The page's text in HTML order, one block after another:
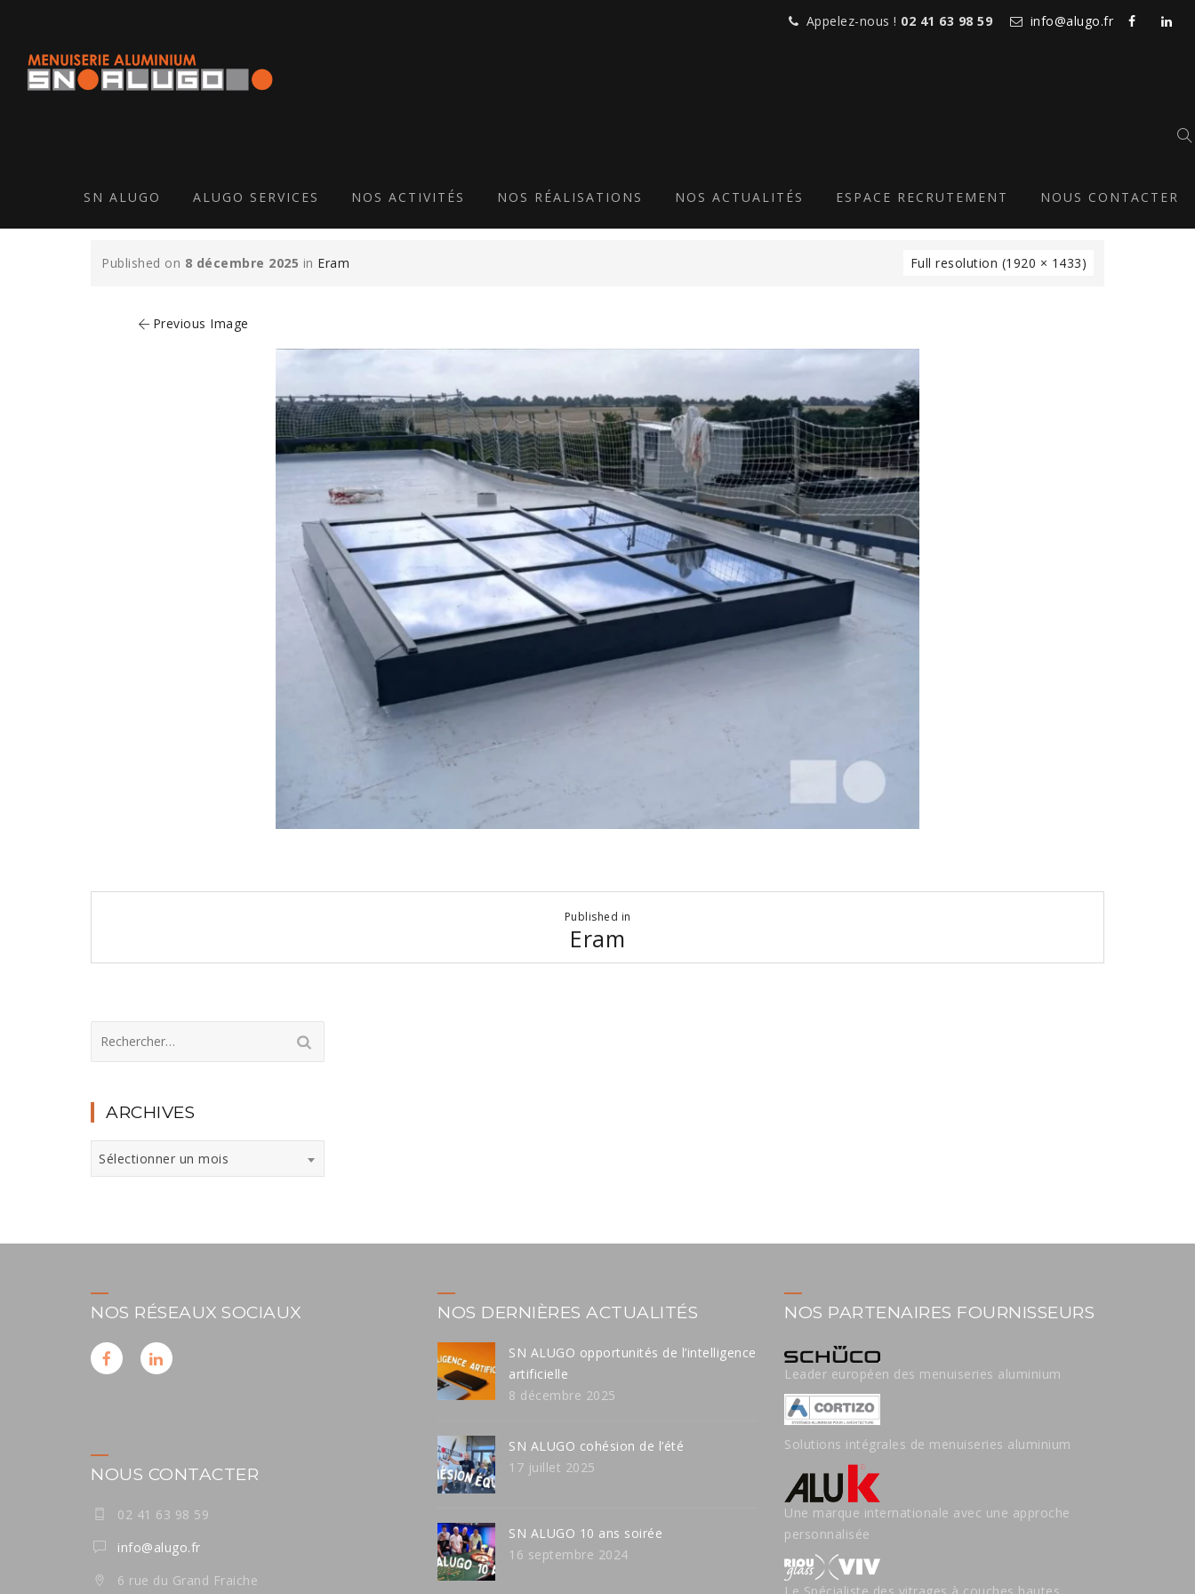
Appelez-nous ! 02 41 63 98 59 info@alugo.fr
SN ALUGO ALUGO SERVICES NOS ACTIVITÉS NOS RÉALISATIONS NOS ACTUALITÉS ESPACE RECRUTEMENT NOUS CONTACTER
Published on 8 décembre 2025 in Eram Full resolution (1920 × 1433)
Previous Image
l’article
Published in
Eram
ARCHIVES
Archives
Sélectionner un mois
NOS RÉSEAUX SOCIAUX
NOUS CONTACTER
02 41 63 98 59
info@alugo.fr
6 rue du Grand Fraiche
NOS DERNIÈRES ACTUALITÉS
SN ALUGO opportunités de l’intelligence
artificielle
8 décembre 2025
SN ALUGO cohésion de l’été
17 juillet 2025
SN ALUGO 10 ans soirée
16 septembre 2024
NOS PARTENAIRES FOURNISSEURS
Leader européen des menuiseries aluminium
Solutions intégrales de menuiseries aluminium
Une marque internationale avec une approche
personnalisée